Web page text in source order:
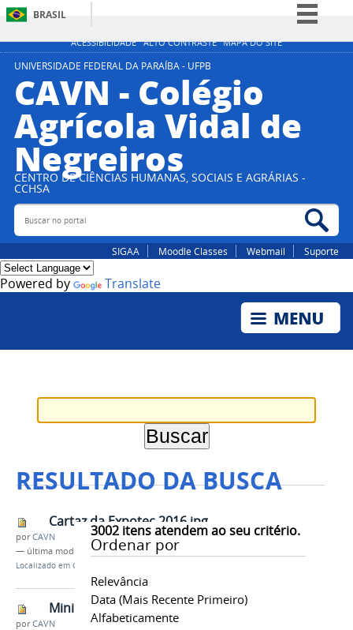
ACESSIBILIDADE ALTO CONTRASTE MAPA DO SITE
BRASIL
Simplifique!
Participe
Acesso à informação
Legislação
UNIVERSIDADE FEDERAL DA PARAÍBA - UFPB
CAVN - Colégio
Agrícola Vidal de
Negreiros
CENTRO DE CIÊNCIAS HUMANAS, SOCIAIS E AGRÁRIAS -
CCHSA
Buscar no portal
SIGAA Moodle Classes Webmail Suporte
Powered by Translate
RESULTADO DA BUSCA
3002itens atendem ao seu critério.
Ordenar por
Relevância
Data (mais Recente Primeiro)
Alfabeticamente
Cartaz da Expotec 2016.jpg
porCAVN
— última modificação20/07/2016 08h19
Localizado em Contents
Mini curso Expotec 2016.jpg
porCAVN